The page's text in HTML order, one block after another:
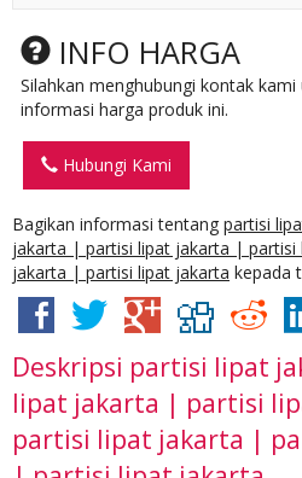
INFO HARGA
Silahkan menghubungi kontak
informasi harga produk ini.
Hubungi Kami
Bagikan informasi tentang partisi
jakarta | partisi lipat jakarta |
jakarta | partisi lipat jakarta kepada
Deskripsi partisi lipat
lipat jakarta | partisi
partisi lipat jakarta |